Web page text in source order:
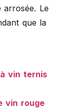
arrosée. Le
que la
vin ternis
vin rouge